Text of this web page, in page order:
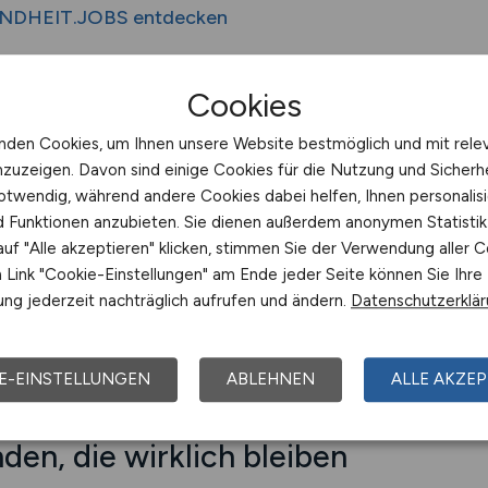
entdecken
trifft Pflegeexpertise
Jobbörse – sondern spezialisiert auf
Pflegekräfte anspricht – mit hoher fachlicher
Begriffe wie „Krankenpfleger sofort freie Stellen“,
„Pflegeberuf mit Zukunft“ sind fest in unsere Plattform
Sichtbarkeit, ohne zusätzliche Streuverluste
es entscheidend, mit wenigen Klicks zur Bewerbung
die wirklich bleiben
Cookies
Cookies, um Ihnen unsere Website bestmöglich und mit
Davon sind einige Cookies für die Nutzung und
während andere Cookies dabei helfen, Ihnen
Funktionen anzubieten. Sie dienen außerdem anonymen
"Alle akzeptieren" klicken, stimmen Sie der Verwendung aller
"Cookie-Einstellungen" am Ende jeder Seite können Sie Ihre
jederzeit nachträglich aufrufen und ändern.
EINSTELLUNGEN ABLEHNEN ALLE